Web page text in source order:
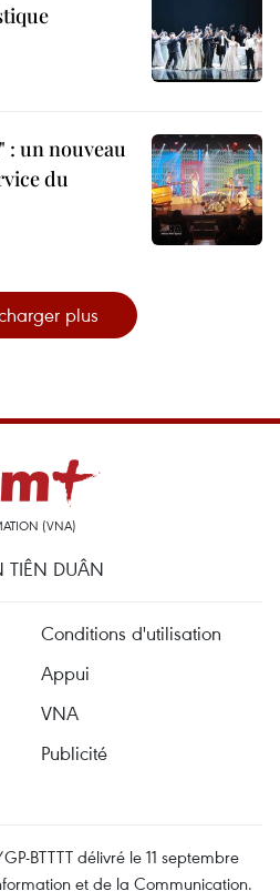
: un nouveau
du
plus
(VNA)
TIÊN DUÂN
Conditions d'utilisation
Appui
VNA
Publicité
BTTTT délivré le 11 septembre
et de la Communication.